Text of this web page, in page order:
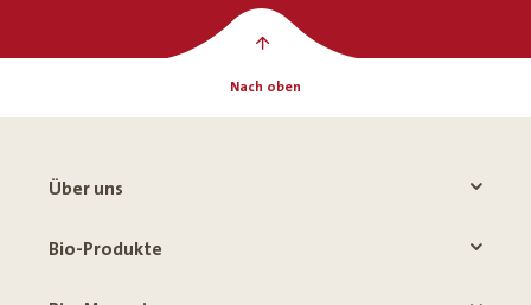
Nach oben
Über uns
Bio-Produkte